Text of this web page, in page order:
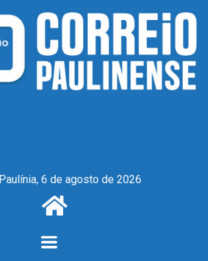
Paulínia, 6 de agosto de 2026